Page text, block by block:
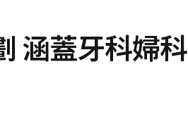
涵蓋牙科婦科